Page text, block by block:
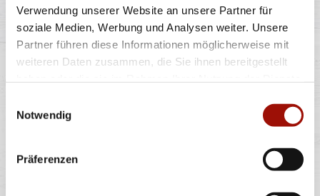
Verwendung unserer Website an unsere Partner für
soziale Medien, Werbung und Analysen weiter. Unsere
Partner führen diese Informationen möglicherweise mit
weiteren Daten zusammen, die Sie ihnen bereitgestellt
Notwendig
Präferenzen
Soft Bun, Crispy Chicken (135g), Tomaten, rote
Zwiebeln, Lollo Bionda Salat, Bacon,...mehr